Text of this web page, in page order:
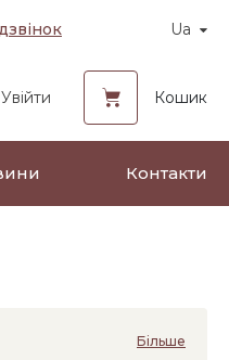
Ua
Увійти Кошик
Контакти
Більше